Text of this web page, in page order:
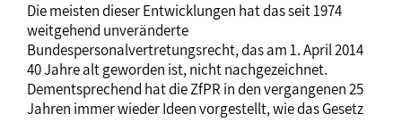
Die meisten dieser Entwicklungen hat das seit 1974
weitgehend unveränderte
Bundespersonalvertretungsrecht, das am 1. April 2014
40 Jahre alt geworden ist, nicht nachgezeichnet.
Dementsprechend hat die ZfPR in den vergangenen 25
Jahren immer wieder Ideen vorgestellt, wie das Gesetz